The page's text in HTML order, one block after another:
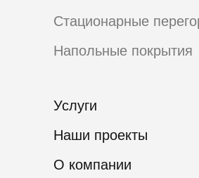
Услуги
Наши проекты
О компании
Стационарные
Напольные покрытия